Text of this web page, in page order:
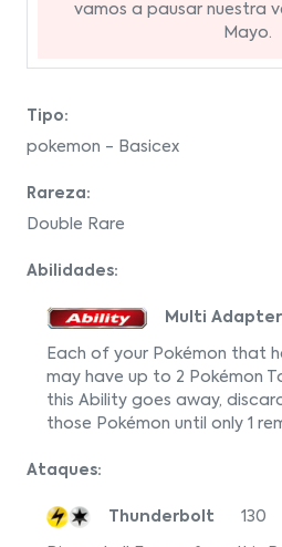
vamos a pausar nuestra
Mayo.
Tipo:
pokemon - Basicex
Rareza:
Double Rare
Abilidades:
Multi Adapter
Each of your Pokémon that
may have up to 2 Pokémon
this Ability goes away,
those Pokémon until only 1
Ataques:
Thunderbolt 130